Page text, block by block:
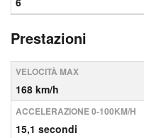
Prestazioni
VELOCITÀ MAX
168 km/h
ACCELERAZIONE 0-100KM/H
15,1 secondi